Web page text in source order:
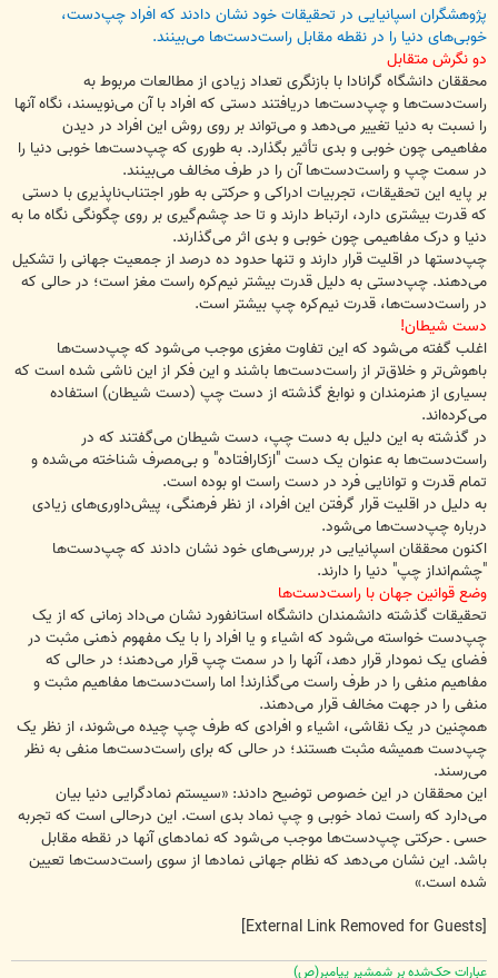
ت
پژوهشگران اسپانیایی در تحقیقات خود نشان دادند که افراد چپ‌دست،
خوبی‌های دنیا را در نقطه مقابل راست‌دست‌ها می‌بینند.
دو نگرش متقابل
محققان دانشگاه گرانادا با بازنگری تعداد زیادی از مطالعات مربوط به
راست‌دست‌ها و چپ‌دست‌ها دریافتند دستی که افراد با آن می‌نویسند، نگاه آنها
را نسبت به دنیا تغییر می‌دهد و می‌تواند بر روی روش این افراد در دیدن
مفاهیمی چون خوبی و بدی تأثیر بگذارد. به طوری که چپ‌دست‌ها خوبی دنیا را
در سمت چپ و راست‌دست‌ها آن را در طرف مخالف می‌بینند.
بر پایه این تحقیقات، تجربیات ادراکی و حرکتی به طور اجتناب‌ناپذیری با دستی
که قدرت بیشتری دارد، ارتباط دارند و تا حد چشم‌گیری بر روی چگونگی نگاه ما به
دنیا و درک مفاهیمی چون خوبی و بدی اثر می‌گذارند.
چپ‌دستها در اقلیت قرار دارند و تنها حدود ده درصد از جمعیت جهانی را تشکیل
می‌دهند. چپ‌دستی به دلیل قدرت بیشتر نیم‌کره راست مغز است؛ در حالی که
در راست‌دست‌ها، قدرت نیم‌کره چپ بیشتر است.
دست شیطان!
اغلب گفته می‌شود که این تفاوت مغزی موجب می‌شود که چپ‌دست‌ها
باهوش‌تر و خلاق‌تر از راست‌دست‌ها باشند و این فکر از این ناشی شده است که
بسیاری از هنرمندان و نوابغ گذشته از دست چپ (دست شیطان) استفاده
می‌کرده‌اند.
در گذشته به این دلیل به دست چپ، دست شیطان می‌گفتند که در
راست‌دست‌ها به عنوان یک دست "از‌کار‌افتاده" و بی‌مصرف شناخته می‌شده و
تمام قدرت و توانایی فرد در دست راست او بوده است.
به دلیل در اقلیت قرار گرفتن این افراد، از نظر فرهنگی، پیش‌داوری‌های زیادی
درباره چپ‌دست‌ها می‌شود.
اکنون محققان اسپانیایی در بررسی‌های خود نشان دادند که چپ‌دست‌ها
"چشم‌انداز چپ" دنیا را دارند.
وضع قوانین جهان با راست‌دست‌ها
تحقیقات گذشته دانشمندان دانشگاه استانفورد نشان می‌داد زمانی که از یک
چپ‌دست خواسته می‌شود که اشیاء و یا افراد را با یک مفهوم ذهنی مثبت در
فضای یک نمودار قرار دهد، آنها را در سمت چپ قرار می‌دهند؛ در حالی که
مفاهیم منفی را در طرف راست می‌گذارند! اما راست‌دست‌ها مفاهیم مثبت و
منفی را در جهت مخالف قرار می‌دهند.
همچنین در یک نقاشی، اشیاء و افرادی که طرف چپ چیده می‌شوند، از نظر یک
چپ‌دست همیشه مثبت هستند؛ در حالی که برای راست‌دست‌ها منفی به نظر
می‌رسند.
این محققان در این خصوص توضیح دادند: «سیستم نمادگرایی دنیا بیان
می‌دارد که راست نماد خوبی و چپ نماد بدی است. این درحالی است که تجربه
حسی ـ حرکتی چپ‌دست‌ها موجب می‌شود که نمادهای آنها در نقطه مقابل
باشد. این نشان می‌دهد که نظام جهانی نمادها از سوی راست‌دست‌ها تعیین
شده است.»
[External Link Removed for Guests]
عبارات حک‌شده بر شمشیر پیامبر(ص)